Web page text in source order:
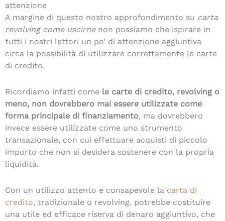
attenzione
A margine di questo nostro approfondimento su carta
revolving come uscirnenon possiamo che ispirare in
tutti i nostri lettori un po’ di attenzione aggiuntiva
circa la possibilità di utilizzare correttamente le carte
di credito.
Ricordiamo infatti come le carte di credito, revolving o
meno, non dovrebbero mai essere utilizzate come
forma principale di finanziamento, ma dovrebbero
invece essere utilizzate come uno strumento
transazionale, con cui effettuare acquisti di piccolo
importo che non si desidera sostenere con la propria
liquidità.
Con un utilizzo attento e consapevole la carta di
credito, tradizionale o revolving, potrebbe costituire
una utile ed efficace riserva di denaro aggiuntivo, che